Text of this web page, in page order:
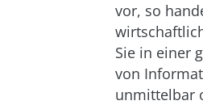
vor, so
Sie in einer
von
unmittelbar